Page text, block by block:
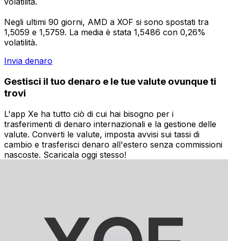
Negli ultimi 90 giorni, AMD a XOF si sono spostati tra
1,5059 e 1,5759. La media è stata 1,5486 con 0,26%
volatilità.
Invia denaro
Gestisci il tuo denaro e le tue valute ovunque ti
trovi
L'app Xe ha tutto ciò di cui hai bisogno per i
trasferimenti di denaro internazionali e la gestione delle
valute. Converti le valute, imposta avvisi sui tassi di
cambio e trasferisci denaro all'estero senza commissioni
nascoste. Scaricala oggi stesso!